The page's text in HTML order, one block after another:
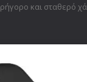
και σταθερό